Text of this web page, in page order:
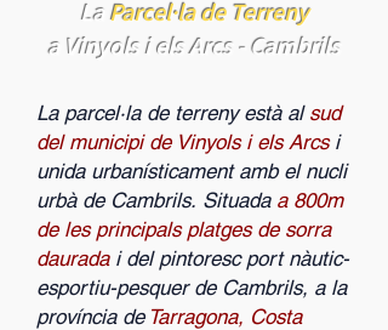
LaParcel·la de Terreny
a Vinyols i els Arcs - Cambrils
La parcel·la de terreny està alsud
del municipi de Vinyols i els Arcs i
unida urbanísticament amb el nucli
urbà de Cambrils. Situada a 800m
de les principals platges de sorra
daurada i del pintoresc port nàutic-
esportiu-pesquer de Cambrils, a la
província de Tarragona, Costa